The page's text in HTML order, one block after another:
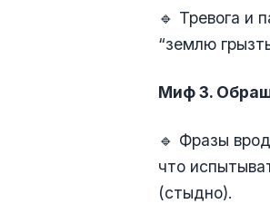
🔹 Тревога и
“землю
Миф 3.
🔹 Фразы
что
(стыдно).